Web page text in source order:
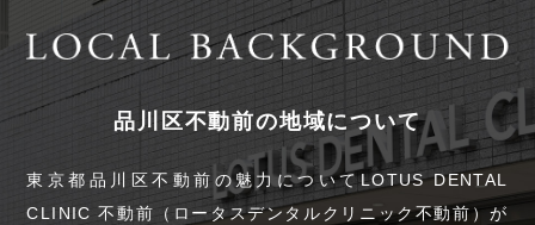
品川区不動前の地域について
東京都品川区不動前の魅力についてLOTUS DENTAL
CLINIC 不動前（ロータスデンタルクリニック不動前）が